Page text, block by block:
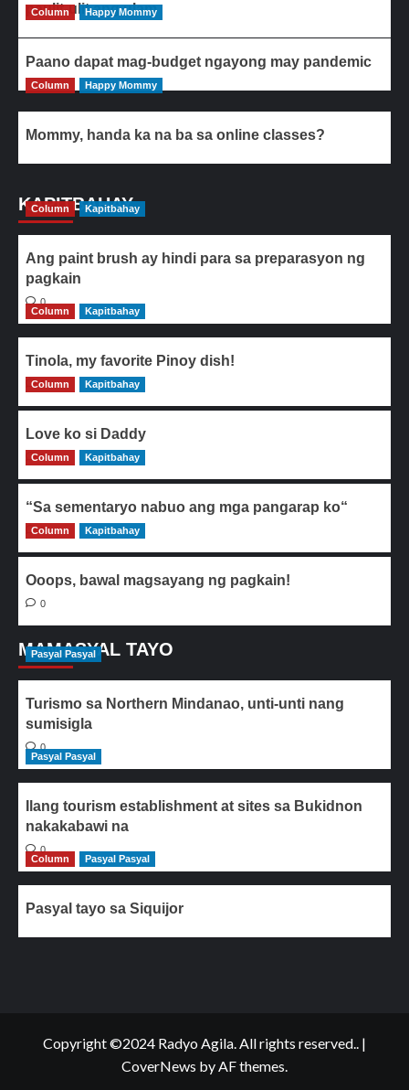
paulit-ulit ang ulam
Column Happy Mommy
Paano dapat mag-budget ngayong may pandemic
Column Happy Mommy
Mommy, handa ka na ba sa online classes?
KAPITBAHAY
Column Kapitbahay
Ang paint brush ay hindi para sa preparasyon ng
pagkain
0
Column
Kapitbahay
Tinola, my favorite Pinoy dish!
0
Column Kapitbahay
Love ko si Daddy
0
Column Kapitbahay
“Sa sementaryo nabuo ang mga pangarap ko“
0
Column Kapitbahay
Ooops, bawal magsayang ng pagkain!
0
MAMASYAL TAYO
Pasyal Pasyal
Turismo sa Northern Mindanao, unti-unti nang
sumisigla
0
Pasyal Pasyal
Ilang tourism establishment at sites sa Bukidnon
nakakabawi na
0
Column
Pasyal Pasyal
Pasyal tayo sa Siquijor
Copyright ©2024 Radyo Agila. All rights reserved.. |
CoverNews by AF themes.